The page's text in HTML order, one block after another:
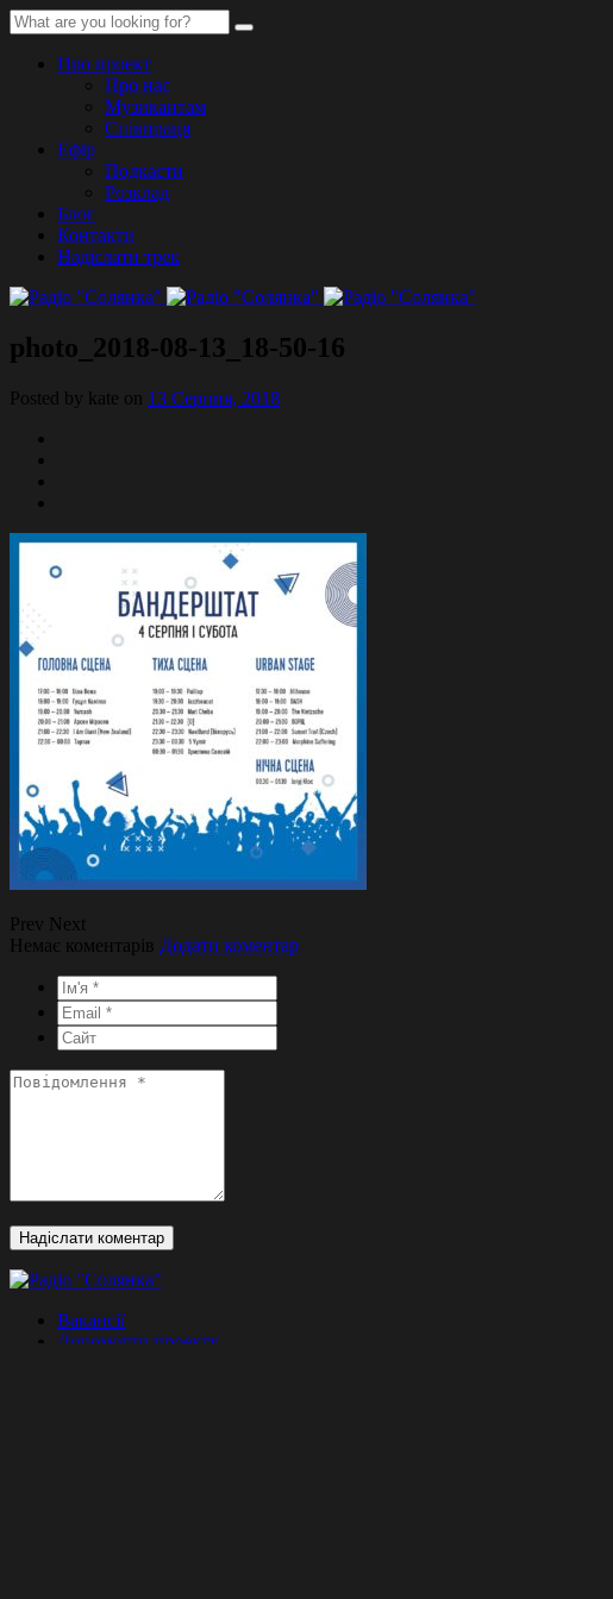
Про проект
Про нас
Музикантам
Співпраця
Ефір
Подкасти
Розклад
Блог
Контакти
Надіслати трек
photo_2018-08-13_18-50-16
Posted by kate on 13 Серпня, 2018
Prev Next
Немає коментарів Додати коментар
Вакансії
Допомогти проекту